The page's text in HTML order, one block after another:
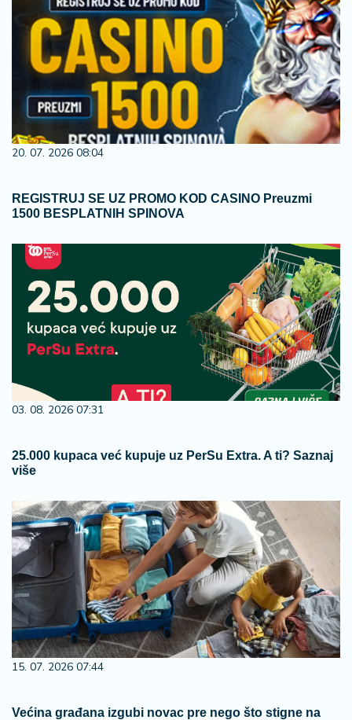
20. 07. 2026 08:04
REGISTRUJ SE UZ PROMO KOD CASINO Preuzmi
1500 BESPLATNIH SPINOVA
03. 08. 2026 07:31
25.000 kupaca već kupuje uz PerSu Extra. A ti? Saznaj
više
15. 07. 2026 07:44
Većina građana izgubi novac pre nego što stigne na